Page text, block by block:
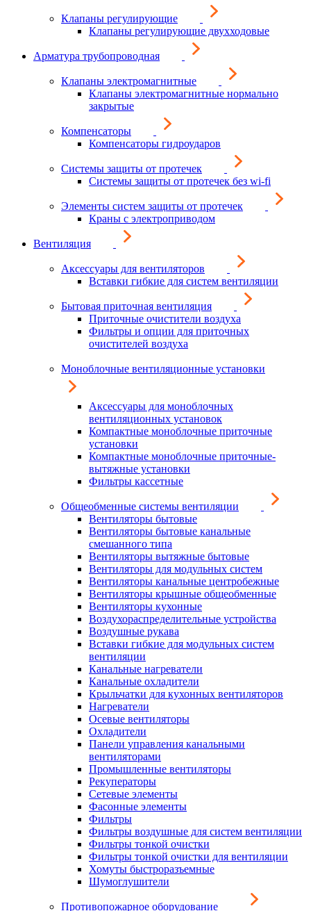
Клапаны регулирующие
Клапаны регулирующие двухходовые
Арматура трубопроводная
Клапаны электромагнитные
Клапаны электромагнитные нормально
закрытые
Компенсаторы
Компенсаторы гидроударов
Системы защиты от протечек
Системы защиты от протечек без wi-fi
Элементы систем защиты от протечек
Краны с электроприводом
Вентиляция
Аксессуары для вентиляторов
Вставки гибкие для систем вентиляции
Бытовая приточная вентиляция
Приточные очистители воздуха
Фильтры и опции для приточных
очистителей воздуха
Моноблочные вентиляционные установки
Аксессуары для моноблочных
вентиляционных установок
Компактные моноблочные приточные
установки
Компактные моноблочные приточные-
вытяжные установки
Фильтры кассетные
Общеобменные системы вентиляции
Вентиляторы бытовые
Вентиляторы бытовые канальные
смешанного типа
Вентиляторы вытяжные бытовые
Вентиляторы для модульных систем
Вентиляторы канальные центробежные
Вентиляторы крышные общеобменные
Вентиляторы кухонные
Воздухораспределительные устройства
Воздушные рукава
Вставки гибкие для модульных систем
вентиляции
Канальные нагреватели
Канальные охладители
Крыльчатки для кухонных вентиляторов
Нагреватели
Осевые вентиляторы
Охладители
Панели управления канальными
вентиляторами
Промышленные вентиляторы
Рекуператоры
Сетевые элементы
Фасонные элементы
Фильтры
Фильтры воздушные для систем вентиляции
Фильтры тонкой очистки
Фильтры тонкой очистки для вентиляции
Хомуты быстроразъемные
Шумоглушители
Противопожарное оборудование